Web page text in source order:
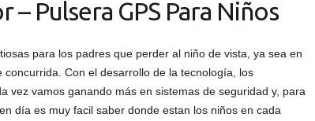
– Pulsera GPS Para Niños
para los padres que perder al niño de vista, ya sea en
concurrida. Con el desarrollo de la tecnología, los
vez vamos ganando más en sistemas de seguridad y, para
día es muy facil saber donde estan los niños en cada